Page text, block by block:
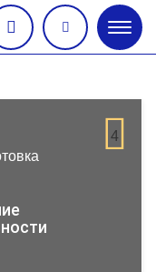
меню
4